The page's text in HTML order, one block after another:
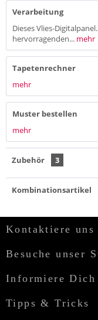
Verarbeitung
Dieses Vlies-
hervorragenden... mehr
Tapetenrechner
mehr
Muster bestellen
mehr
Zubehör 3
Kombinationsartikel
Kontaktiere uns
Besuche unser
Informiere Dich
Tipps & Tricks